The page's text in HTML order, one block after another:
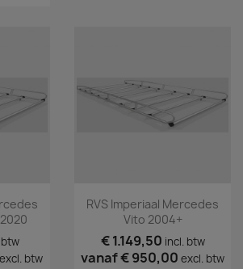
excl. btw
RVS Imperiaal Mercedes
Vito 2004+
€ 1.149,50 incl. btw
vanaf€ 950,00 excl. btw